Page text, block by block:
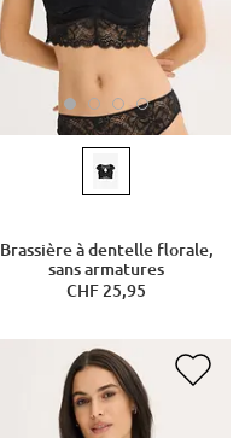
Brassière à dentelle florale,
sans armatures
CHF 25,95